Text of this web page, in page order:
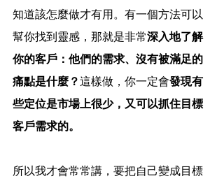
知道該怎麼做才有用。有一個方法可以
幫你找到靈感，那就是非常深入地了解
你的客戶：他們的需求、沒有被滿足的
痛點是什麼？這樣做，你一定會發現有
些定位是市場上很少，又可以抓住目標
客戶需求的。
所以我才會常常講，要把自己變成目標